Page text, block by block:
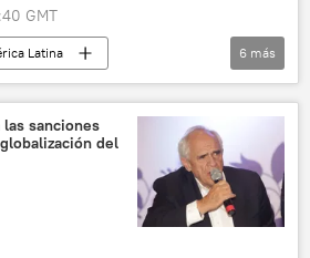
GMT
Latina
Esequibo
💬 Opinión y Análisis
6 más
sanciones
del